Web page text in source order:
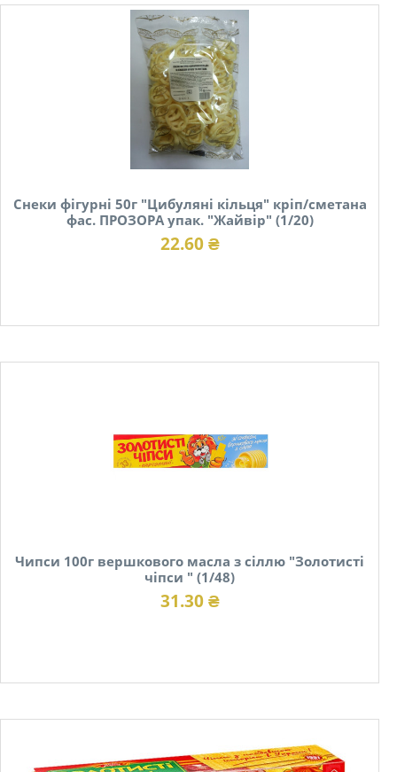
Снеки фігурні 50г "Цибуляні кільця" кріп/сметана
фас. ПРОЗОРА упак. "Жайвір" (1/20)
22.60 ₴
Чипси 100г вершкового масла з сіллю "Золотисті
чіпси " (1/48)
31.30 ₴